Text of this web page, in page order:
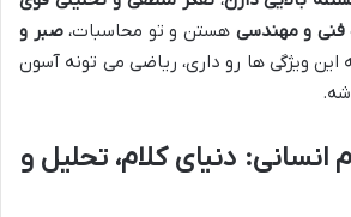
و مهندسی هستن و تو محاسبات،صبر و
این ویژگی ها رو داری، ریاضی می تونه آسون
انسانی: دنیای کلام، تحلیل و